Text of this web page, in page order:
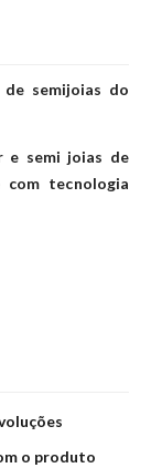
semijoias do
e semi joias de
tecnologia
o produto